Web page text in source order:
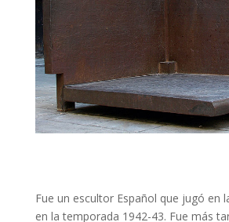
Fue un escultor Español que jugó en
en la temporada 1942-43. Fue más